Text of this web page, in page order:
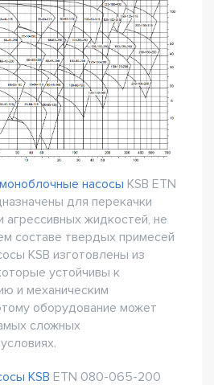
моноблочные насосы KSB ETN
для перекачки
агрессивных жидкостей, не
составе твердых примесей
KSB изготовлены из
устойчивы к
и механическим
оборудование может
сложных
KSB ETN 080-065-200